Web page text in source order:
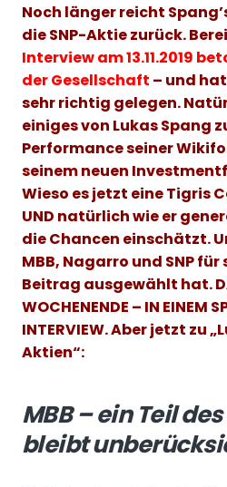
Noch länger reicht
die SNP-Aktie zurück.
Interview am 13.11.2019
der Gesellschaft – und
sehr richtig gelegen.
einiges von Lukas Spang
Performance seiner
seinem neuen
Wieso es jetzt eine Tigris
UND natürlich wie er
die Chancen einschätzt.
MBB, Nagarro und SNP
Beitrag ausgewählt hat.
WOCHENENDE – IN EINEM
INTERVIEW. Aber jetzt zu
Aktien“:
MBB – ein Teil
bleibt